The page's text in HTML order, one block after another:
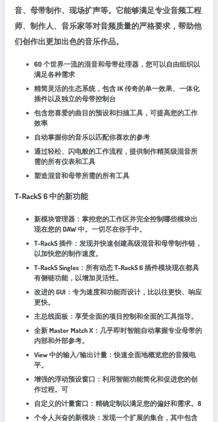
音、母带制作、现场扩声等。它能够满足专业音频工程
师、制作人、音乐家等对音频质量的严格要求，帮助他
们创作出更加出色的音乐作品。
60 个世界一流的混音和母带处理器，您可以自由组织以
满足各种需求
精简灵活的生态系统，包含 IK 传奇的单一效果、一体化
插件以及独立的母带控制台
包含您喜爱的曲目的预设和扫描工具，可提高您的工作
效率
自动掌握你的音乐以匹配你喜欢的参考
通过轻松、闪电般的工作流程，提供制作精英级混音所
需的所有仪表和工具
塑造混音和母带所需的所有工具
T-RackS 6 中的新功能
新模块管理器：掌控您的工作区并完全控制哪些模块出
现在您的 DAW 中。一切尽在你手中。
T-RackS 插件：发现并快速创建高级混音和母带制作链，
以加快您的制作速度。
T-RackS Singles：所有动态 T-RackS 6 插件模块现在都具
有侧链功能，以增加灵活性。
改进的 GUI：专为速度和功能而设计，比以往更快、响应
更快。
主总线面板：享受全面的项目控制和全面的工具指导。
全新 Master Match X：几乎即时智能自动掌握专业母带的
内部和外部参考。
View 中的输入/输出计量：快速全面地概览您的音频电
平。
增强的浮动预设窗口：利用智能功能简化和促进您的创
作过程。可
自定义的计量窗口：精确定制以满足您的偏好和需求。8
个令人兴奋的新模块：发现一个扩展的集合，其中包含